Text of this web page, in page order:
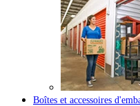
Boîtes et accessoires